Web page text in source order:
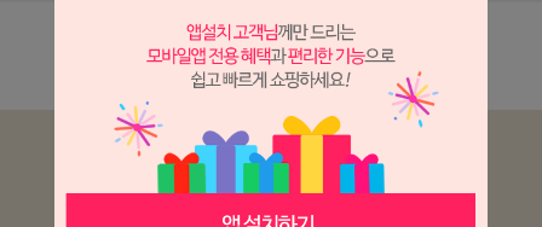
CHECK SUMMER PANTS